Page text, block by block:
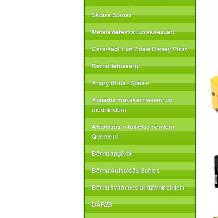
Skolas Somas
Metāla detektori un aksesuāri
Cars/Vāģi 1 un 2 daļa Disney Pixar
Bērnu lietussargi
Angry Birds - Spēles
Apģērbs makšķerniekiem un
medniekiem
Attīstošās rotaļlietas bērniem
Quercetti
Bērnu apģērbi
Bērnu Attīstošās Spēles
Bērnu švammes ar dzīvnieciņiem
DĀRZS